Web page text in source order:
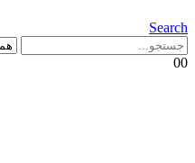
Search
00